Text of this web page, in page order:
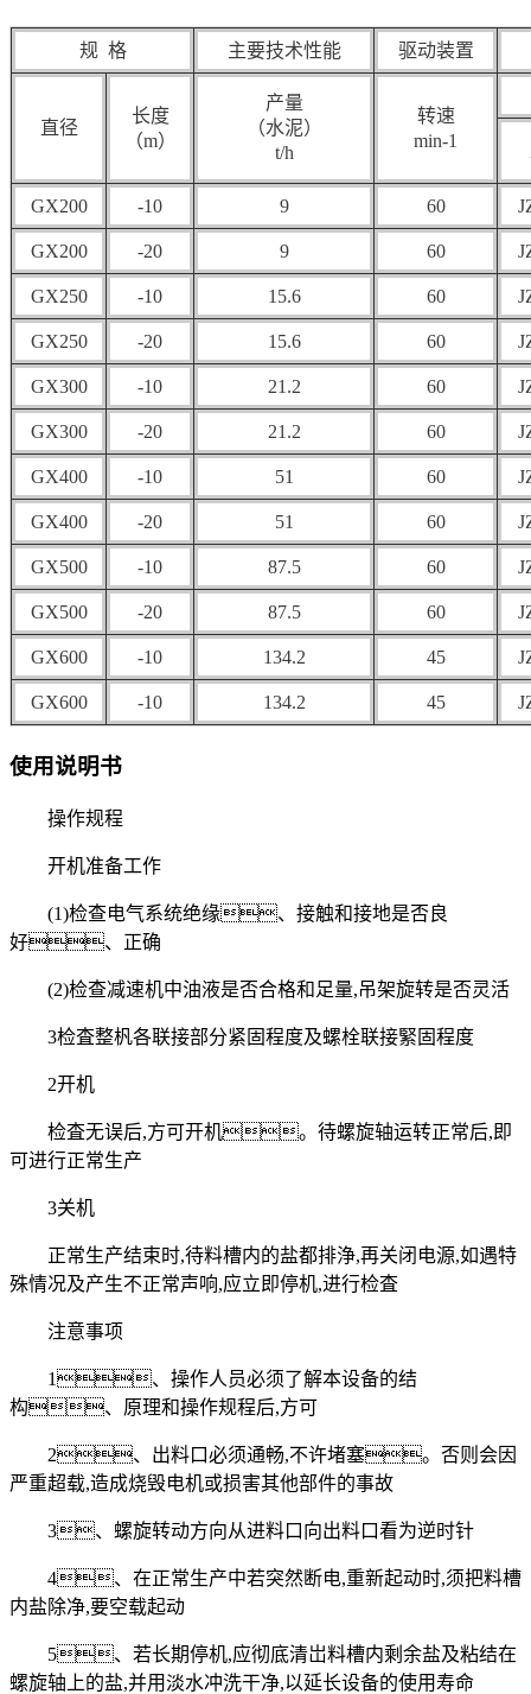
规 格 主要技术性能 驱动装置
直径
长度
（m）
产量
（水泥）
t/h
转速
min-1
GX200 -10 9 60
GX200 -20 9 60
GX250 -10 15.6 60
GX250 -20 15.6 60
GX300 -10 21.2 60
GX300 -20 21.2 60
GX400 -10 51 60
GX400 -20 51 60
GX500 -10 87.5 60
GX500 -20 87.5 60
GX600 -10 134.2 45
GX600 -10 134.2 45
使用说明书
操作规程
开机准备工作
(1)检查电气系统绝缘、接触和接地是否良
好、正确
(2)检查减速机中油液是否合格和足量,吊架旋转是否灵活
3检査整杋各联接部分紧固程度及螺栓联接緊固程度
2开机
检査无误后,方可开机。待螺旋轴运转正常后,即
可进行正常生产
3关机
正常生产结束时,待料槽内的盐都排浄,再关闭电源,如遇特
殊情况及产生不正常声响,应立即停机,进行检査
注意事项
1、操作人员必须了解本设备的结
构、原理和操作规程后,方可
2、出料口必须通畅,不许堵塞。否则会因
严重超载,造成烧毁电机或损害其他部件的事故
3、螺旋转动方向从进料口向出料口看为逆时针
4、在正常生产中若突然断电,重新起动时,须把料槽
内盐除净,要空载起动
5、若长期停机,应彻底清岀料槽内剩余盐及粘结在
螺旋轴上的盐,并用淡水冲洗干净,以延长设备的使用寿命